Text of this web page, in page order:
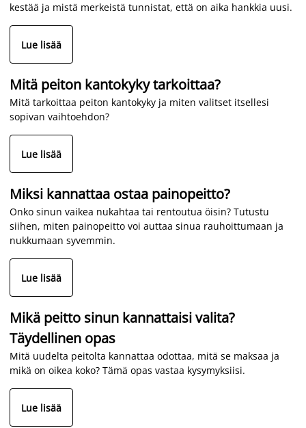
kestää ja mistä merkeistä tunnistat, että on aika hankkia uusi.
Lue lisää
Mitä peiton kantokyky tarkoittaa?
Mitä tarkoittaa peiton kantokyky ja miten valitset itsellesi
sopivan vaihtoehdon?
Lue lisää
Miksi kannattaa ostaa painopeitto?
Onko sinun vaikea nukahtaa tai rentoutua öisin? Tutustu
siihen, miten painopeitto voi auttaa sinua rauhoittumaan ja
nukkumaan syvemmin.
Lue lisää
Mikä peitto sinun kannattaisi valita?
Täydellinen opas
Mitä uudelta peitolta kannattaa odottaa, mitä se maksaa ja
mikä on oikea koko? Tämä opas vastaa kysymyksiisi.
Lue lisää